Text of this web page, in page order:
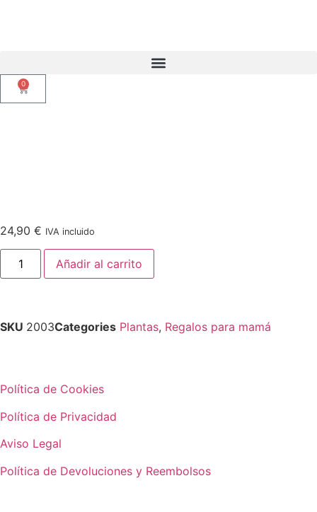
0
24,90 € IVA incluido
Añadir al carrito
SKU 2003Categories Plantas, Regalos para mamá
Política de Cookies
Política de Privacidad
Aviso Legal
Política de Devoluciones y Reembolsos